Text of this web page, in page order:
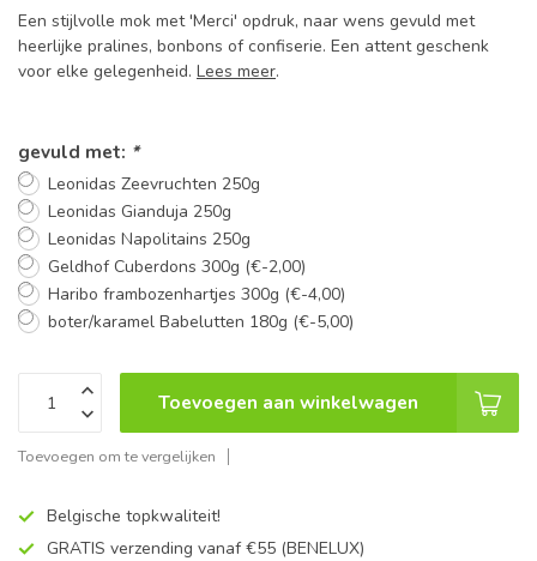
Een stijlvolle mok met 'Merci' opdruk, naar wens gevuld met
heerlijke pralines, bonbons of confiserie. Een attent geschenk
voor elke gelegenheid. Lees meer.
gevuld met: *
Leonidas Zeevruchten 250g
Leonidas Gianduja 250g
Leonidas Napolitains 250g
Geldhof Cuberdons 300g (€-2,00)
Haribo frambozenhartjes 300g (€-4,00)
boter/karamel Babelutten 180g (€-5,00)
Toevoegen aan winkelwagen
Toevoegen om te vergelijken
Belgische topkwaliteit!
GRATIS verzending vanaf €55 (BENELUX)